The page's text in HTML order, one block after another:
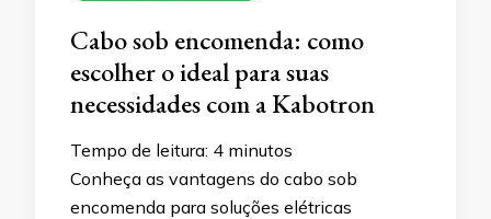
Cabo sob encomenda: como
escolher o ideal para suas
necessidades com a Kabotron
Tempo de leitura: 4 minutos
Conheça as vantagens do cabo sob
encomenda para soluções elétricas